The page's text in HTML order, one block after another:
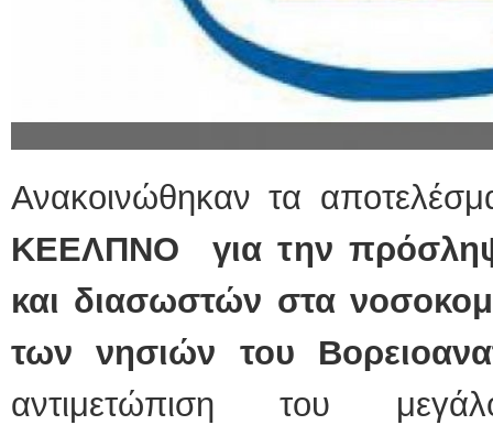
Ανακοινώθηκαν τα
ΚΕΕΛΠΝΟ για την
και διασωστών στα
των νησιών του
αντιμετώπιση του
ΕΙΔΙΚΟΣ
Holter